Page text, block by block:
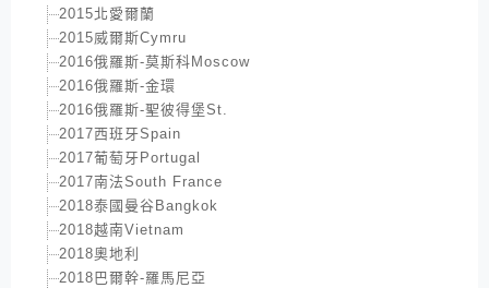
2015北愛爾蘭
2015威爾斯Cymru
2016俄羅斯-莫斯科Moscow
2016俄羅斯-金環
2016俄羅斯-聖彼得堡St.
2017西班牙Spain
2017葡萄牙Portugal
2017南法South France
2018泰國曼谷Bangkok
2018越南Vietnam
2018奧地利
2018巴爾幹-羅馬尼亞